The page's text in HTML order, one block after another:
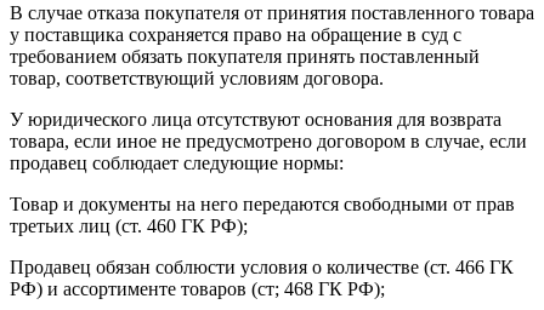
В случае отказа покупателя от принятия поставленного товара
у поставщика сохраняется право на обращение в суд с
требованием обязать покупателя принять поставленный
товар, соответствующий условиям договора.
У юридического лица отсутствуют основания для возврата
товара, если иное не предусмотрено договором в случае, если
продавец соблюдает следующие нормы:
Товар и документы на него передаются свободными от прав
третьих лиц (ст. 460 ГК РФ);
Продавец обязан соблюсти условия о количестве (ст. 466 ГК
РФ) и ассортименте товаров (ст; 468 ГК РФ);